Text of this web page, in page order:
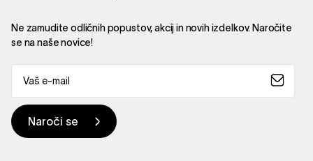
Ne zamudite odličnih popustov, akcij in novih izdelkov. Naročite
se na naše novice!